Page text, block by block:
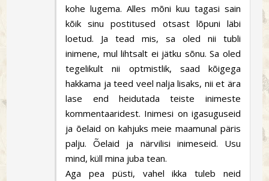
kohe lugema. Alles mõni kuu tagasi sain
kõik sinu postitused otsast lõpuni läbi
loetud. Ja tead mis, sa oled nii tubli
inimene, mul lihtsalt ei jätku sõnu. Sa oled
tegelikult nii optmistlik, saad kõigega
hakkama ja teed veel nalja lisaks, nii et ära
lase end heidutada teiste inimeste
kommentaaridest. Inimesi on igasuguseid
ja õelaid on kahjuks meie maamunal päris
palju. Õelaid ja närvilisi inimeseid. Usu
mind, küll mina juba tean.
Aga pea püsti, vahel ikka tuleb neid